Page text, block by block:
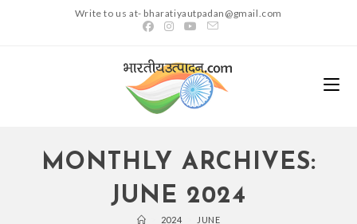
Write to us at- bharatiyautpadan@gmail.com
MONTHLY ARCHIVES:
JUNE 2024
2024 JUNE